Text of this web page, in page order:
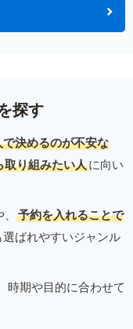
探す
決めるのが不安な
取り組みたい人に向い
予約を入れることで
選ばれやすいジャンル
時期や目的に合わせて